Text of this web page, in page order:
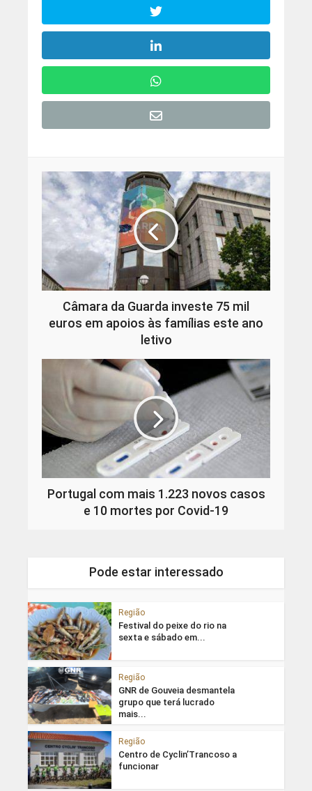
Câmara da Guarda investe 75 mil
euros em apoios às famílias este ano
letivo
Portugal com mais 1.223 novos casos
e 10 mortes por Covid-19
Pode estar interessado
Região
Festival do peixe do rio na
sexta e sábado em...
Região
GNR de Gouveia desmantela
grupo que terá lucrado
mais...
Região
Centro de Cyclin’Trancoso a
funcionar